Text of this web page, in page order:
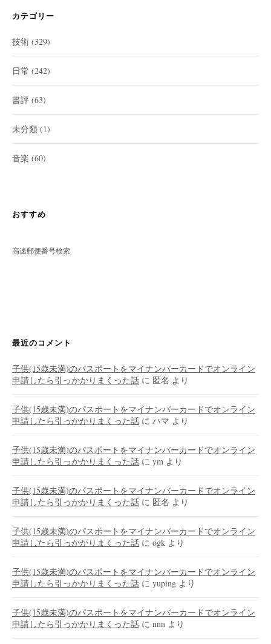
カテゴリー
技術 (329)
日常 (242)
書評 (63)
未分類 (1)
音楽 (60)
おすすめ
高速郵便番号検索
最近のコメント
子供(15歳未満)のパスポートをマイナンバーカードでオンライン
申請したら引っかかりまくった話 に 匿名 より
子供(15歳未満)のパスポートをマイナンバーカードでオンライン
申請したら引っかかりまくった話 に ハマ より
子供(15歳未満)のパスポートをマイナンバーカードでオンライン
申請したら引っかかりまくった話 に ym より
子供(15歳未満)のパスポートをマイナンバーカードでオンライン
申請したら引っかかりまくった話 に 匿名 より
子供(15歳未満)のパスポートをマイナンバーカードでオンライン
申請したら引っかかりまくった話 に ogk より
子供(15歳未満)のパスポートをマイナンバーカードでオンライン
申請したら引っかかりまくった話 に yuping より
子供(15歳未満)のパスポートをマイナンバーカードでオンライン
申請したら引っかかりまくった話 に nnn より